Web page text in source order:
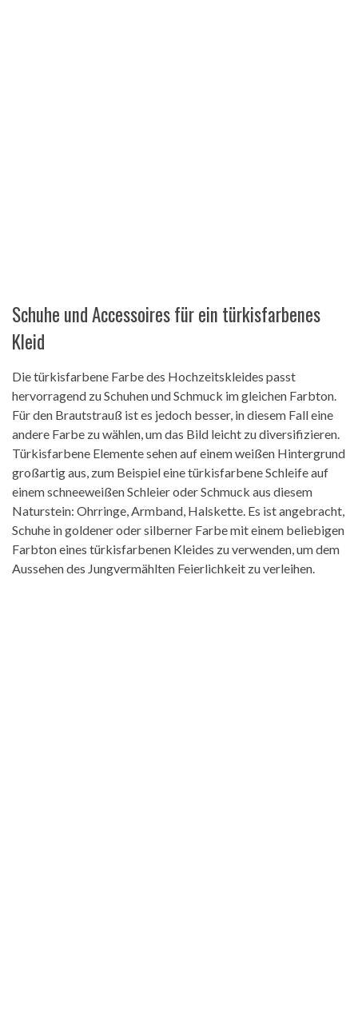
Schuhe und Accessoires für ein türkisfarbenes
Kleid
Die türkisfarbene Farbe des Hochzeitskleides passt
hervorragend zu Schuhen und Schmuck im gleichen Farbton.
Für den Brautstrauß ist es jedoch besser, in diesem Fall eine
andere Farbe zu wählen, um das Bild leicht zu diversifizieren.
Türkisfarbene Elemente sehen auf einem weißen Hintergrund
großartig aus, zum Beispiel eine türkisfarbene Schleife auf
einem schneeweißen Schleier oder Schmuck aus diesem
Naturstein: Ohrringe, Armband, Halskette. Es ist angebracht,
Schuhe in goldener oder silberner Farbe mit einem beliebigen
Farbton eines türkisfarbenen Kleides zu verwenden, um dem
Aussehen des Jungvermählten Feierlichkeit zu verleihen.